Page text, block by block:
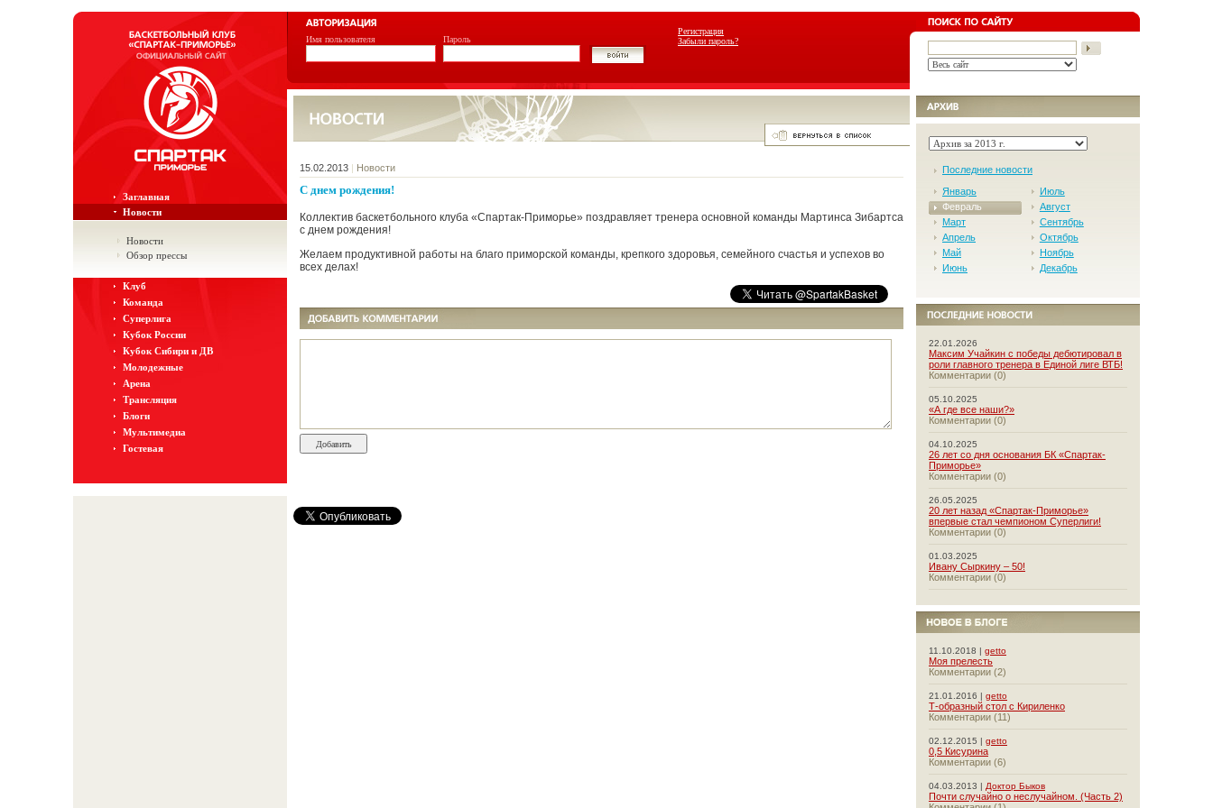
Регистрация
Забыли пароль?
Имя пользователя Пароль
Заглавная
Новости
Новости
Обзор прессы
Клуб
Команда
Суперлига
Кубок России
Кубок Сибири и ДВ
Молодежные
Арена
Трансляция
Блоги
Мультимедиа
Гостевая
15.02.2013 | Новости
С днем рождения!
Коллектив баскетбольного клуба «Спартак-Приморье» поздравляет тренера основной команды Мартинса Зибартса
с днем рождения!
Желаем продуктивной работы на благо приморской команды, крепкого здоровья, семейного счастья и успехов во
всех делах!
Последние новости
Январь
Февраль
Март
Апрель
Май
Июнь
Июль
Август
Сентябрь
Октябрь
Ноябрь
Декабрь
22.01.2026
Максим Учайкин с победы дебютировал в
роли главного тренера в Единой лиге ВТБ!
Комментарии (0)
05.10.2025
«А где все наши?»
Комментарии (0)
04.10.2025
26 лет со дня основания БК «Спартак-
Приморье»
Комментарии (0)
26.05.2025
20 лет назад «Спартак-Приморье»
впервые стал чемпионом Суперлиги!
Комментарии (0)
01.03.2025
Ивану Сыркину – 50!
Комментарии (0)
11.10.2018 | getto
Моя прелесть
Комментарии (2)
21.01.2016 | getto
Т-образный стол с Кириленко
Комментарии (11)
02.12.2015 | getto
0,5 Кисурина
Комментарии (6)
04.03.2013 | Доктор Быков
Почти случайно о неслучайном. (Часть 2)